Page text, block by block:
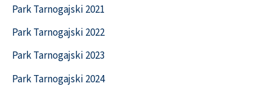
Park Tarnogajski 2021
Park Tarnogajski 2022
Park Tarnogajski 2023
Park Tarnogajski 2024